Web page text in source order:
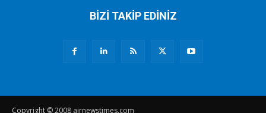
BİZİ TAKİP EDİNİZ
Copyright © 2008 airnewstimes.com